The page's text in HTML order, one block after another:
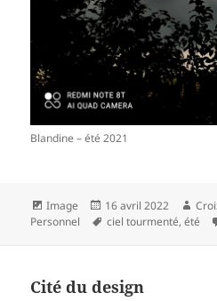
Blandine – été 2021
Format
Image
Publié
le
16 avril 2022
Personnel
Mots-
ciel tourmenté,été
Cité du design